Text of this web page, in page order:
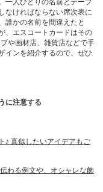
なければならない席次表に
誰かの名前を間違えたと
、エスコートカードはその
や画材店、雑貨店などで手
インを紹介するので、ぜひ
に注意する
♪ 真似したいアイデアもご
わる例文や、オシャレな飾